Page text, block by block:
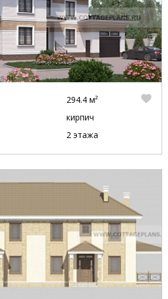
294.4 м²
кирпич
2 этажа